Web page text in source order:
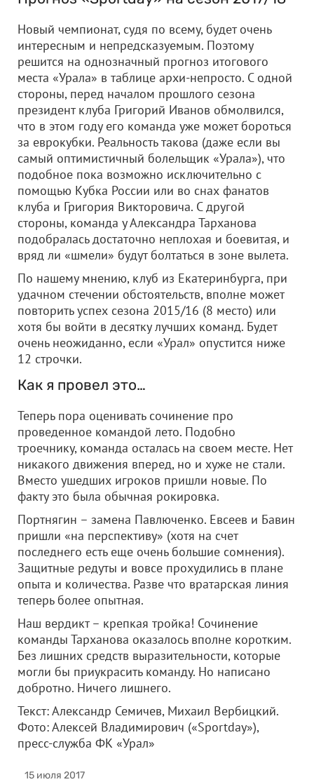
Новый чемпионат, судя по всему, будет очень
интересным и непредсказуемым. Поэтому
решится на однозначный прогноз итогового
места «Урала» в таблице архи-непросто. С одной
стороны, перед началом прошлого сезона
президент клуба Григорий Иванов обмолвился,
что в этом году его команда уже может бороться
за еврокубки. Реальность такова (даже если вы
самый оптимистичный болельщик «Урала»), что
подобное пока возможно исключительно с
помощью Кубка России или во снах фанатов
клуба и Григория Викторовича. С другой
стороны, команда у Александра Тарханова
подобралась достаточно неплохая и боевитая, и
вряд ли «шмели» будут болтаться в зоне вылета.
По нашему мнению, клуб из Екатеринбурга, при
удачном стечении обстоятельств, вполне может
повторить успех сезона 2015/16 (8 место) или
хотя бы войти в десятку лучших команд. Будет
очень неожиданно, если «Урал» опустится ниже
12 строчки.
Как я провел это…
Теперь пора оценивать сочинение про
проведенное командой лето. Подобно
троечнику, команда осталась на своем месте. Нет
никакого движения вперед, но и хуже не стали.
Вместо ушедших игроков пришли новые. По
факту это была обычная рокировка.
Портнягин – замена Павлюченко. Евсеев и Бавин
пришли «на перспективу» (хотя на счет
последнего есть еще очень большие сомнения).
Защитные редуты и вовсе прохудились в плане
опыта и количества. Разве что вратарская линия
теперь более опытная.
Наш вердикт – крепкая тройка! Сочинение
команды Тарханова оказалось вполне коротким.
Без лишних средств выразительности, которые
могли бы приукрасить команду. Но написано
добротно. Ничего лишнего.
Текст: Александр Семичев, Михаил Вербицкий.
Фото: Алексей Владимирович («Sportday»),
пресс-служба ФК «Урал»
15 июля 2017